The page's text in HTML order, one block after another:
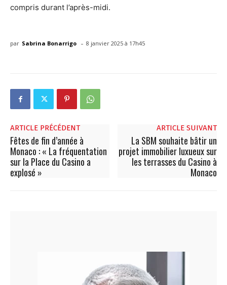
compris durant l’après-midi.
par Sabrina Bonarrigo - 8 janvier 2025 à 17h45
ARTICLE PRÉCÉDENT
Fêtes de fin d’année à
Monaco : « La fréquentation
sur la Place du Casino a
explosé »
ARTICLE SUIVANT
La SBM souhaite bâtir un
projet immobilier luxueux sur
les terrasses du Casino à
Monaco